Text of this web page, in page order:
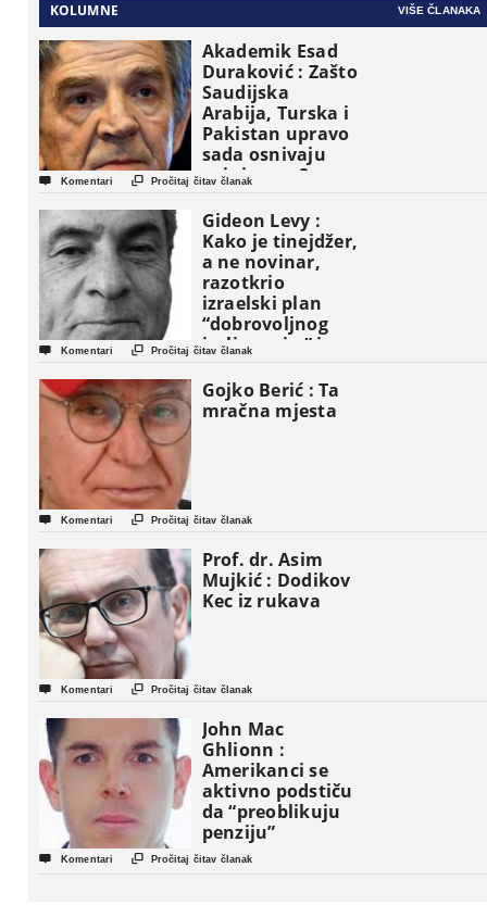
KOLUMNE VIŠE ČLANAKA
Akademik Esad
Duraković : Zašto
Saudijska
Arabija, Turska i
Pakistan upravo
sada osnivaju
vojni savez?
 Komentari  Pročitaj čitav članak
Gideon Levy :
Kako je tinejdžer,
a ne novinar,
razotkrio
izraelski plan
“dobrovoljnog
iseljavanja ” iz
Gaze
 Komentari  Pročitaj čitav članak
Gojko Berić : Ta
mračna mjesta
 Komentari  Pročitaj čitav članak
Prof. dr. Asim
Mujkić : Dodikov
Kec iz rukava
 Komentari  Pročitaj čitav članak
John Mac
Ghlionn :
Amerikanci se
aktivno podstiču
da “preoblikuju
penziju”
 Komentari  Pročitaj čitav članak